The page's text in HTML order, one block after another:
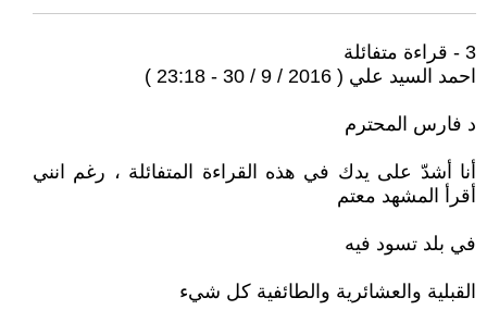
3 - قراءة متفائلة
احمد السيد علي ( 2016 / 9 / 30 - 23:18 )
د فارس المحترم
أنا أشدّ على يدك في هذه القراءة المتفائلة ، رغم انني
أقرأ المشهد معتم
في بلد تسود فيه
القبلية والعشائرية والطائفية كل شيء